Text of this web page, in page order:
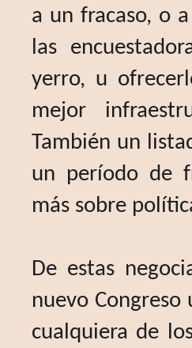
a un fracaso, o
las
yerro, u
mejor
También un
un período de
más sobre
De estas
nuevo
cualquiera de